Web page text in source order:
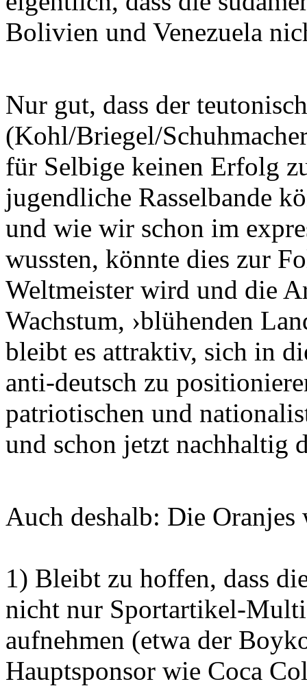
Bolivien und Venezuela
Nur gut, dass der
(Kohl/Briegel/
für Selbige keinen Erfolg
jugendliche Rasselbande
und wie wir schon im
wussten, könnte dies zur
Weltmeister wird und die
Wachstum, ›blühenden
bleibt es attraktiv, sich in
anti-deutsch zu
patriotischen und
und schon jetzt nachhaltig
Auch deshalb: Die Oranjes
1) Bleibt zu hoffen, dass
nicht nur Sportartikel-
aufnehmen (etwa der
Hauptsponsor wie Coca